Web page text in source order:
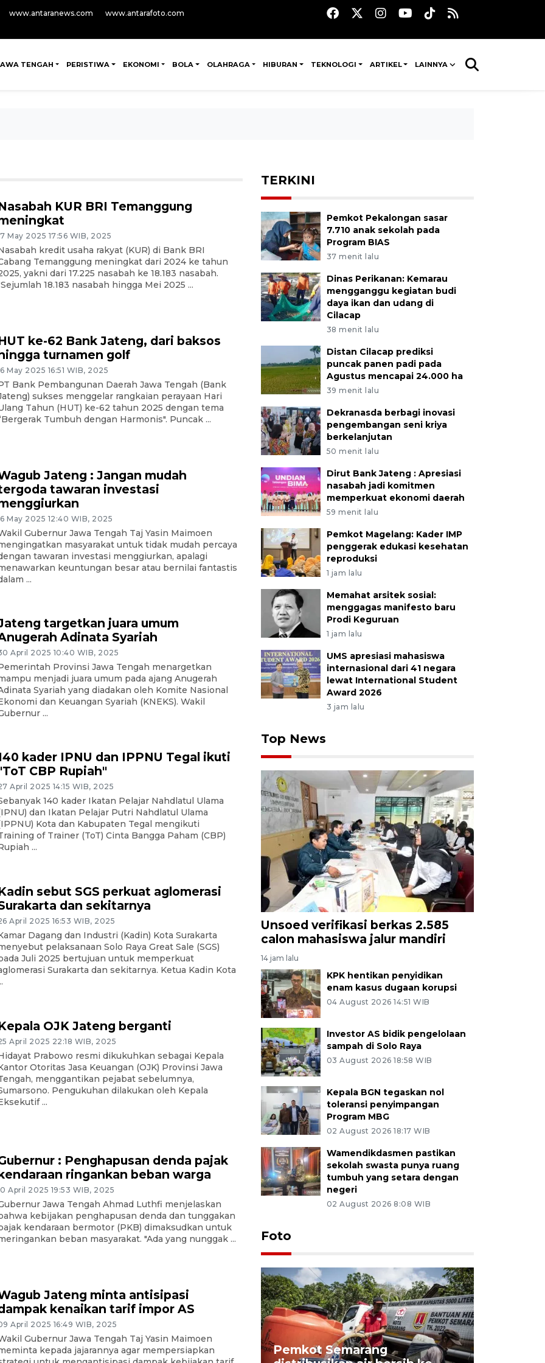
www.antaranews.com www.antarafoto.com
TENGAH PERISTIWA EKONOMI BOLA OLAHRAGA HIBURAN TEKNOLOGI ARTIKEL LAINNYA
KUR BRI Temanggung
May 2025 17:56 WIB, 2025
kredit usaha rakyat (KUR) di Bank BRI
Temanggung meningkat dari 2024 ke tahun
yakni dari 17.225 nasabah ke 18.183 nasabah.
18.183 nasabah hingga Mei 2025 ...
ke-62 Bank Jateng, dari baksos
turnamen golf
May 2025 16:51 WIB, 2025
Bank Pembangunan Daerah Jawa Tengah (Bank
sukses menggelar rangkaian perayaan Hari
Tahun (HUT) ke-62 tahun 2025 dengan tema
Tumbuh dengan Harmonis". Puncak ...
Jateng : Jangan mudah
tawaran investasi
May 2025 12:40 WIB, 2025
Gubernur Jawa Tengah Taj Yasin Maimoen
masyarakat untuk tidak mudah percaya
tawaran investasi menggiurkan, apalagi
keuntungan besar atau bernilai fantastis
...
targetkan juara umum
Adinata Syariah
April 2025 10:40 WIB, 2025
Provinsi Jawa Tengah menargetkan
menjadi juara umum pada ajang Anugerah
Syariah yang diadakan oleh Komite Nasional
dan Keuangan Syariah (KNEKS). Wakil
...
kader IPNU dan IPPNU Tegal ikuti
CBP Rupiah"
April 2025 14:15 WIB, 2025
140 kader Ikatan Pelajar Nahdlatul Ulama
dan Ikatan Pelajar Putri Nahdlatul Ulama
Kota dan Kabupaten Tegal mengikuti
of Trainer (ToT) Cinta Bangga Paham (CBP)
...
sebut SGS perkuat aglomerasi
dan sekitarnya
April 2025 16:53 WIB, 2025
Dagang dan Industri (Kadin) Kota Surakarta
pelaksanaan Solo Raya Great Sale (SGS)
Juli 2025 bertujuan untuk memperkuat
Surakarta dan sekitarnya. Ketua Kadin Kota
OJK Jateng berganti
April 2025 22:18 WIB, 2025
Prabowo resmi dikukuhkan sebagai Kepala
Otoritas Jasa Keuangan (OJK) Provinsi Jawa
menggantikan pejabat sebelumnya,
Pengukuhan dilakukan oleh Kepala
...
: Penghapusan denda pajak
ringankan beban warga
April 2025 19:53 WIB, 2025
Jawa Tengah Ahmad Luthfi menjelaskan
kebijakan penghapusan denda dan tunggakan
kendaraan bermotor (PKB) dimaksudkan untuk
beban masyarakat. "Ada yang nunggak ...
Jateng minta antisipasi
kenaikan tarif impor AS
April 2025 16:49 WIB, 2025
Gubernur Jawa Tengah Taj Yasin Maimoen
kepada jajarannya agar mempersiapkan
TERKINI
Pemkot Pekalongan sasar
7.710 anak sekolah pada
Program BIAS
37 menit lalu
Dinas Perikanan: Kemarau
mengganggu kegiatan budi
daya ikan dan udang di
Cilacap
38 menit lalu
Distan Cilacap prediksi
puncak panen padi pada
Agustus mencapai 24.000 ha
39 menit lalu
Dekranasda berbagi inovasi
pengembangan seni kriya
berkelanjutan
50 menit lalu
Dirut Bank Jateng : Apresiasi
nasabah jadi komitmen
memperkuat ekonomi daerah
59 menit lalu
Pemkot Magelang: Kader IMP
penggerak edukasi kesehatan
reproduksi
1 jam lalu
Memahat arsitek sosial:
menggagas manifesto baru
Prodi Keguruan
1 jam lalu
UMS apresiasi mahasiswa
internasional dari 41 negara
lewat International Student
Award 2026
3 jam lalu
Top News
Unsoed verifikasi berkas 2.585
calon mahasiswa jalur mandiri
14 jam lalu
KPK hentikan penyidikan
enam kasus dugaan korupsi
04 August 2026 14:51 WIB
Investor AS bidik pengelolaan
sampah di Solo Raya
03 August 2026 18:58 WIB
Kepala BGN tegaskan nol
toleransi penyimpangan
Program MBG
02 August 2026 18:17 WIB
Wamendikdasmen pastikan
sekolah swasta punya ruang
tumbuh yang setara dengan
negeri
02 August 2026 8:08 WIB
Foto
Kemarau memuncak, air
Pemkot Semarang